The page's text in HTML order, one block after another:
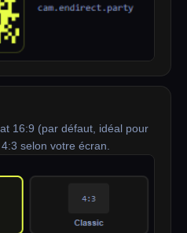
16:9 (par défaut, idéal pour
selon votre écran.